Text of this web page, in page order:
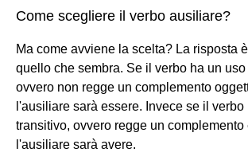
Come scegliere il verbo ausiliare?
Ma come avviene la scelta? La risposta
quello che sembra. Se il verbo ha un
ovvero non regge un complemento
l'ausiliare sarà essere. Invece se il verbo
transitivo, ovvero regge un complemento
l'ausiliare sarà avere.